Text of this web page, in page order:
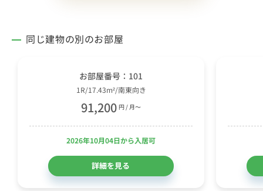
同じ建物の別のお部屋
お部屋番号：101
1R/17.43m²/南東向き
91,200 円 / 月〜
2026年10月04日から入居可
詳細を見る